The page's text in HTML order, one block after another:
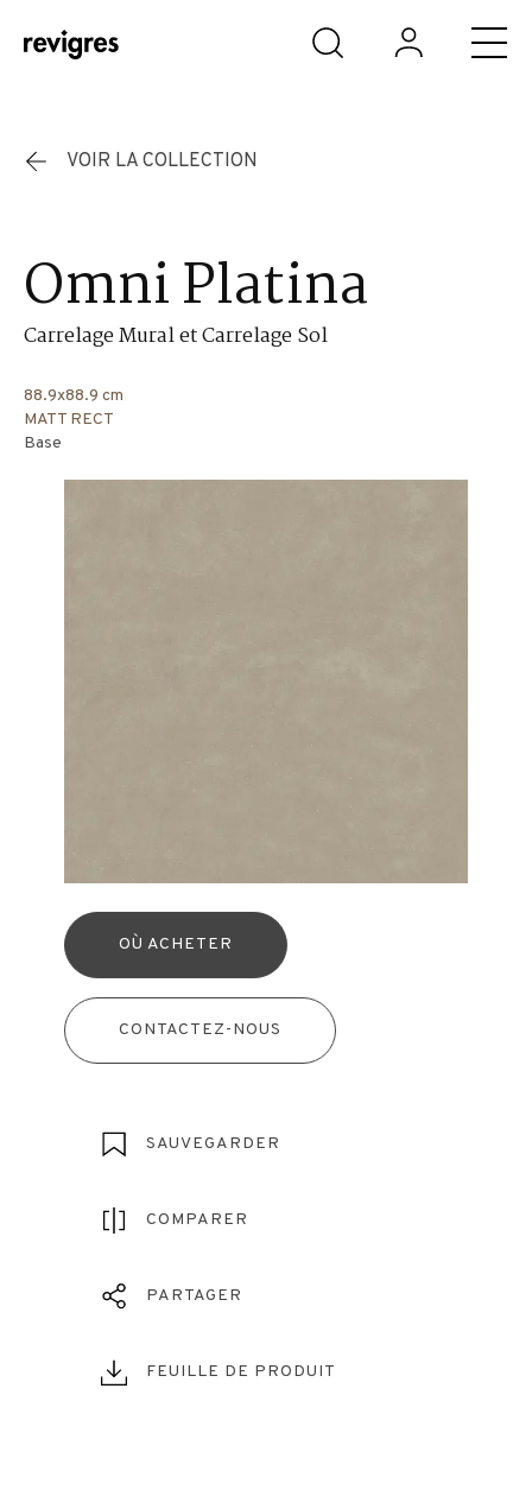
Aller au contenu principal
VOIR LA COLLECTION
Omni Platina
Carrelage Mural et Carrelage Sol
88.9x88.9 cm
MATT RECT
Base
OÙ ACHETER
CONTACTEZ-NOUS
SAUVEGARDER
COMPARER
PARTAGER
FEUILLE DE PRODUIT